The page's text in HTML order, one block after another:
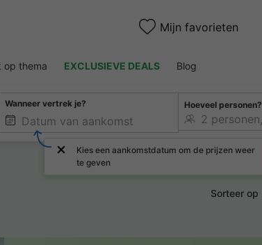
Mijn favorieten
op thema EXCLUSIEVE DEALS Blog
Wanneer vertrek je?
Kies een aankomstdatum om de prijzen weer
te geven
Hoeveel personen?
Sorteer op